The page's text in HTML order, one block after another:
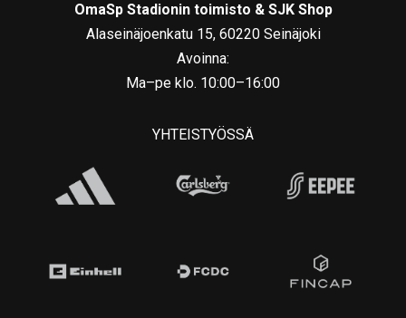
OmaSp Stadionin toimisto & SJK Shop
Alaseinäjoenkatu 15, 60220 Seinäjoki
Avoinna:
Ma–pe klo. 10:00–16:00
YHTEISTYÖSSÄ